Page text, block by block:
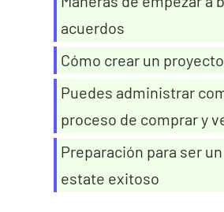
acuerdos
Cómo crear un
Puedes administrar
proceso de comprar y
Preparación para ser
estate exitoso